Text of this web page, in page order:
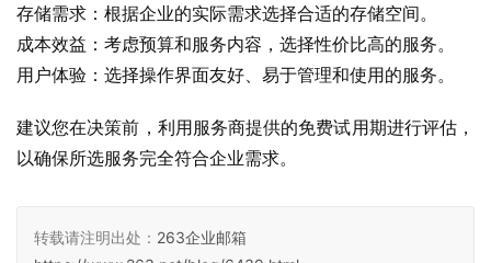
存储需求：根据企业的实际需求选择合适的存储空间。
成本效益：考虑预算和服务内容，选择性价比高的服务。
用户体验：选择操作界面友好、易于管理和使用的服务。
建议您在决策前，利用服务商提供的免费试用期进行评估，
以确保所选服务完全符合企业需求。
转载请注明出处： 263企业邮箱